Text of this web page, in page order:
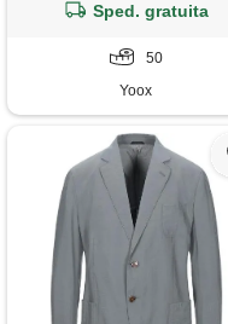
Sped. gratuita
50
Yoox